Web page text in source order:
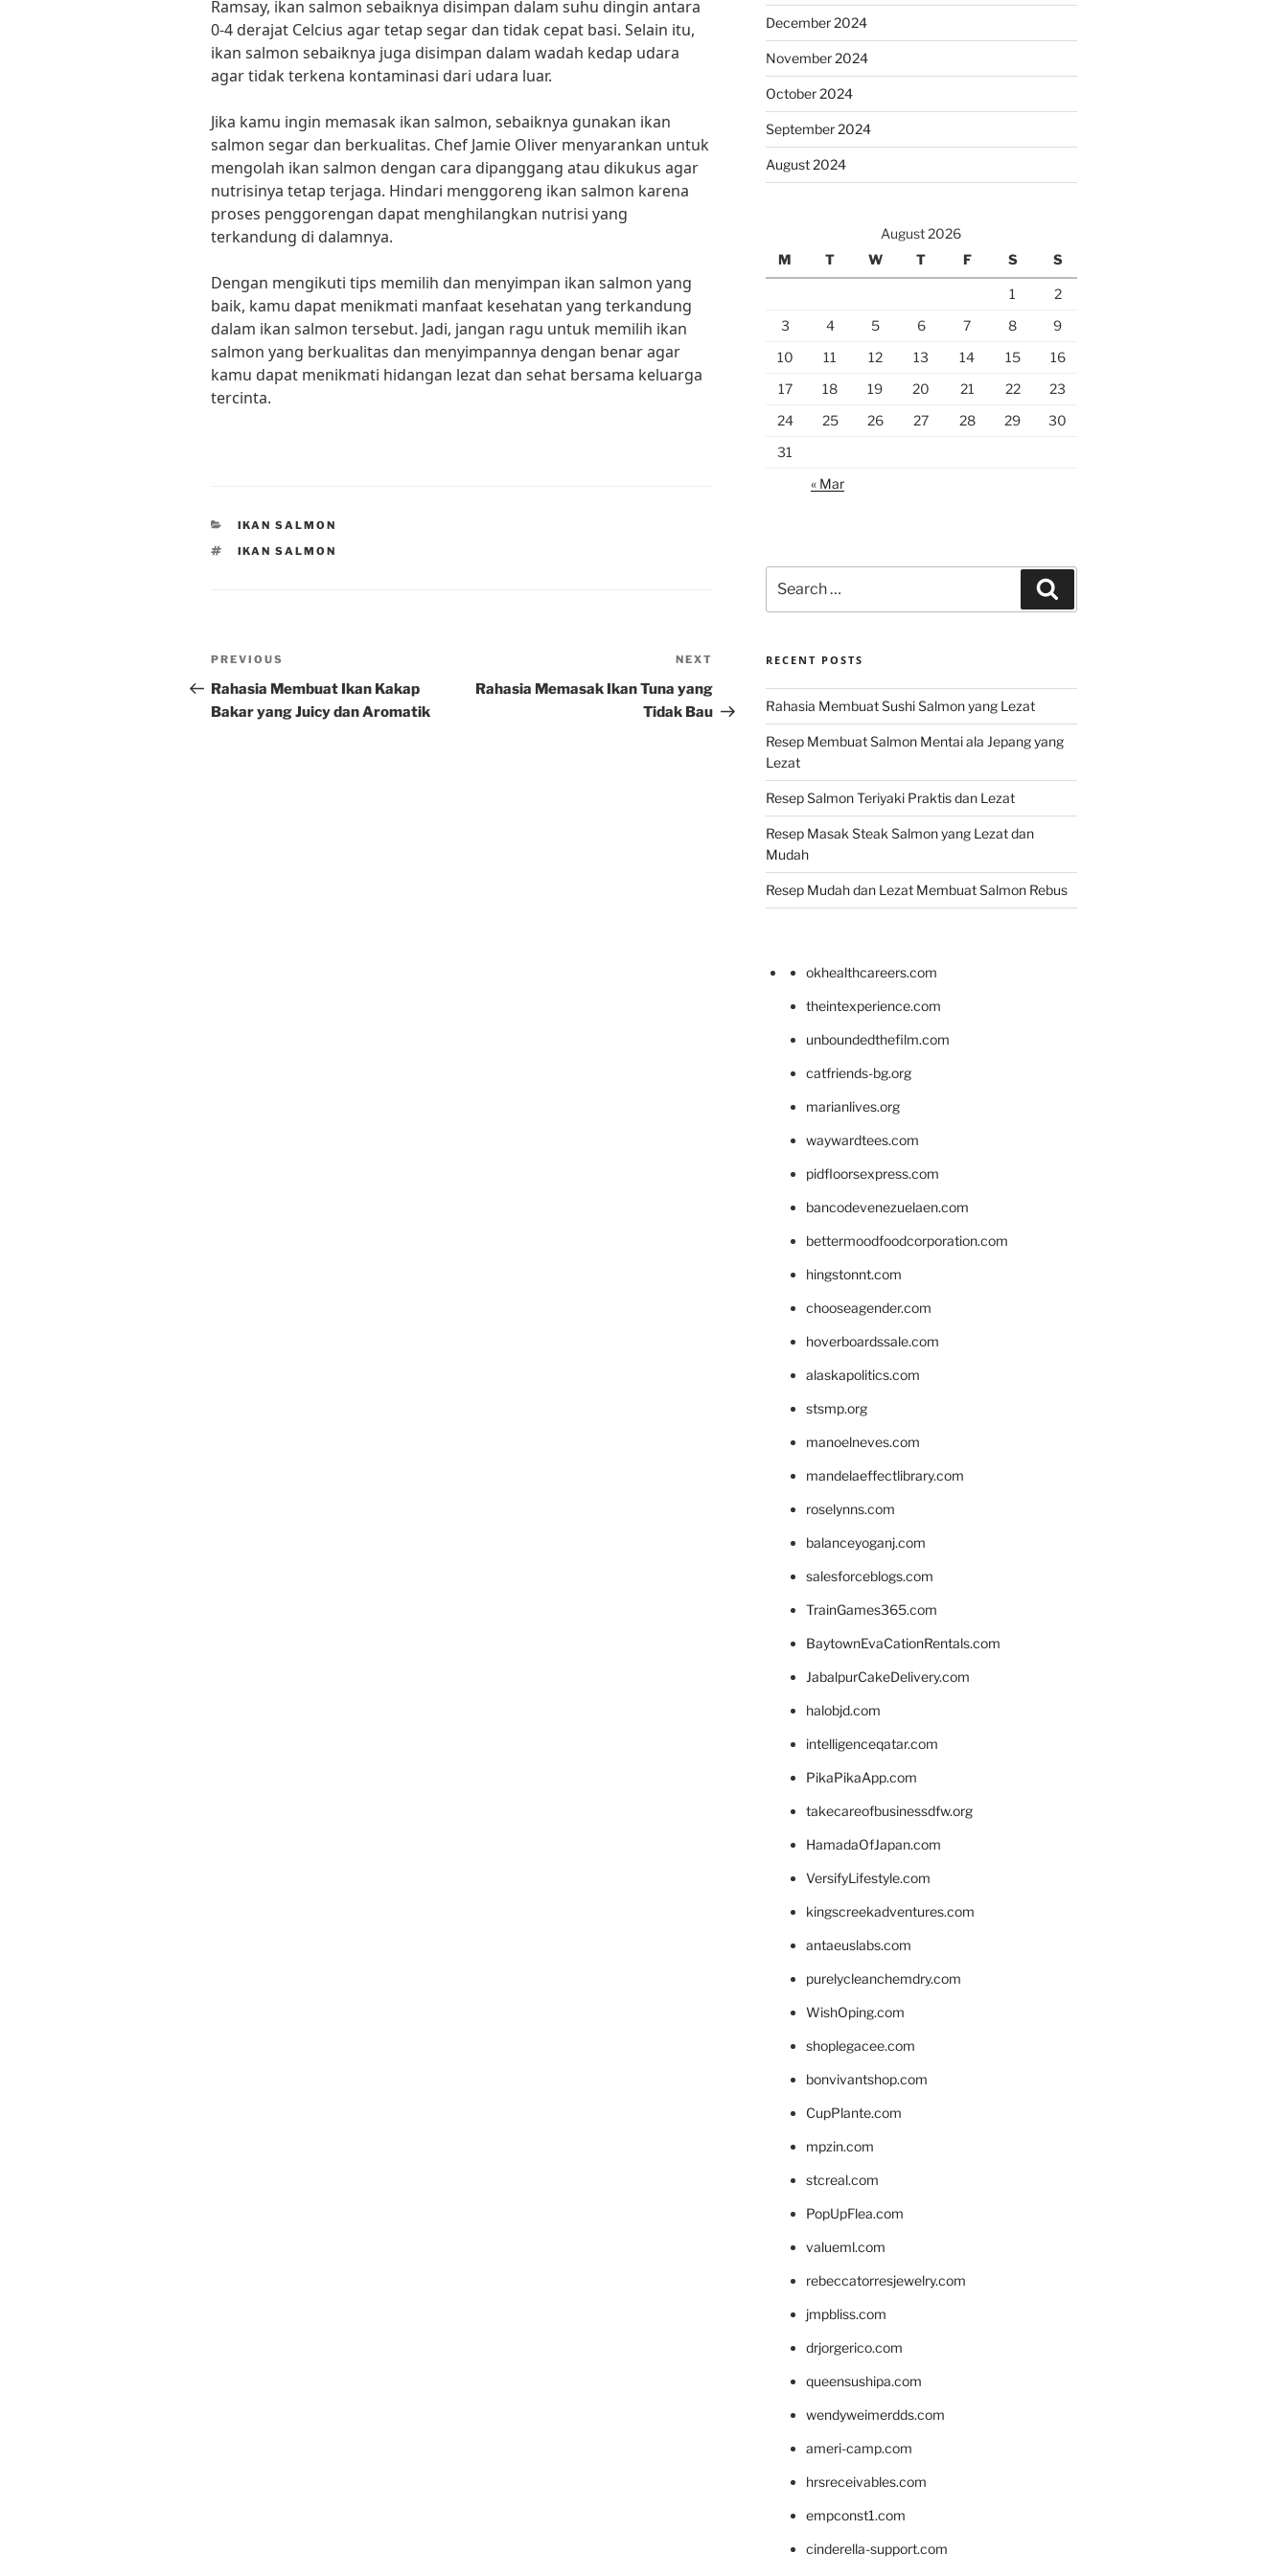
Ramsay, ikan salmon sebaiknya disimpan dalam suhu dingin antara
0-4 derajat Celcius agar tetap segar dan tidak cepat basi. Selain itu,
ikan salmon sebaiknya juga disimpan dalam wadah kedap udara
agar tidak terkena kontaminasi dari udara luar.
Jika kamu ingin memasak ikan salmon, sebaiknya gunakan ikan
salmon segar dan berkualitas. Chef Jamie Oliver menyarankan untuk
mengolah ikan salmon dengan cara dipanggang atau dikukus agar
nutrisinya tetap terjaga. Hindari menggoreng ikan salmon karena
proses penggorengan dapat menghilangkan nutrisi yang
terkandung di dalamnya.
Dengan mengikuti tips memilih dan menyimpan ikan salmon yang
baik, kamu dapat menikmati manfaat kesehatan yang terkandung
dalam ikan salmon tersebut. Jadi, jangan ragu untuk memilih ikan
salmon yang berkualitas dan menyimpannya dengan benar agar
kamu dapat menikmati hidangan lezat dan sehat bersama keluarga
tercinta.
CATEGORIES
IKAN SALMON
TAGS
IKAN SALMON
Post
navigation
Previous
Post
PREVIOUS
Rahasia Membuat Ikan Kakap
Bakar yang Juicy dan Aromatik
Post
NEXT
Rahasia Memasak Ikan Tuna yang
Tidak Bau
December 2024
November 2024
October 2024
September 2024
August 2024
August 2026
M
T W T F S S
1
2
3
4 5 6 7 8
9
10
11 12 13 14 15
16
17
18 19 20 21 22
23
24
25 26 27 28 29
30
31
« Mar
for:
RECENT POSTS
Rahasia Membuat Sushi Salmon yang Lezat
Resep Membuat Salmon Mentai ala Jepang yang
Lezat
Resep Salmon Teriyaki Praktis dan Lezat
Resep Masak Steak Salmon yang Lezat dan
Mudah
Resep Mudah dan Lezat Membuat Salmon Rebus
okhealthcareers.com
theintexperience.com
unboundedthefilm.com
catfriends-bg.org
marianlives.org
waywardtees.com
pidfloorsexpress.com
bancodevenezuelaen.com
bettermoodfoodcorporation.com
hingstonnt.com
chooseagender.com
hoverboardssale.com
alaskapolitics.com
stsmp.org
manoelneves.com
mandelaeffectlibrary.com
roselynns.com
balanceyoganj.com
salesforceblogs.com
TrainGames365.com
BaytownEvaCationRentals.com
JabalpurCakeDelivery.com
halobjd.com
intelligenceqatar.com
PikaPikaApp.com
takecareofbusinessdfw.org
HamadaOfJapan.com
VersifyLifestyle.com
kingscreekadventures.com
antaeuslabs.com
purelycleanchemdry.com
WishOping.com
shoplegacee.com
bonvivantshop.com
CupPlante.com
mpzin.com
stcreal.com
PopUpFlea.com
valueml.com
rebeccatorresjewelry.com
jmpbliss.com
drjorgerico.com
queensushipa.com
wendyweimerdds.com
ameri-camp.com
hrsreceivables.com
empconst1.com
cinderella-support.com